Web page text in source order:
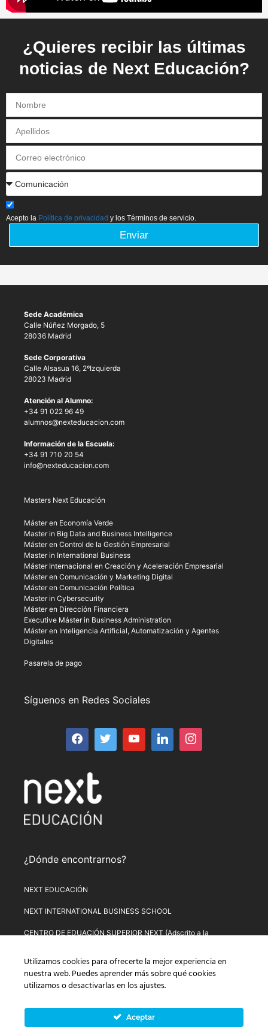
¿Quieres recibir las últimas
noticias de Next Educación?
Acepto la Política de privacidad y los Términos de servicio.
Enviar
Sede Académica
Calle Núñez Morgado, 5
28036 Madrid
Sede Corporativa
Calle Alsasua 16, 2ºIzquierda
28023 Madrid
Atención al Alumno:
+34 91 022 96 49
alumnos@nexteducacion.com
Información de la Escuela:
+34 91 710 20 54
info@nexteducacion.com
Masters Next Educación
Máster en Economía Verde
Master in Big Data and Business Intelligence
Máster en Control de la Gestión Empresarial
Master in International Business
Máster Internacional en Creación y Aceleración Empresarial
Máster en Comunicación y Marketing Digital
Máster en Comunicación Política
Master in Cybersecurity
Máster en Dirección Financiera
Executive Máster in Business Administration
Máster en Inteligencia Artificial, Automatización y Agentes
Digitales
Pasarela de pago
Síguenos en Redes Sociales
¿Dónde encontrarnos?
NEXT EDUCACIÓN
NEXT INTERNATIONAL BUSINESS SCHOOL
CENTRO DE EDUACIÓN SUPERIOR NEXT (Adscrito a la
PLATAFORMA DE FORMACIÓN NEXT
Aviso Legal–Política de Privacidad–Términos y condiciones de
Formulario de Desistimiento
Utilizamos cookies para ofrecerte la mejor experiencia en
nuestra web. Puedes aprender más sobre qué cookies
utilizamos o desactivarlas en losajustes.
Aceptar